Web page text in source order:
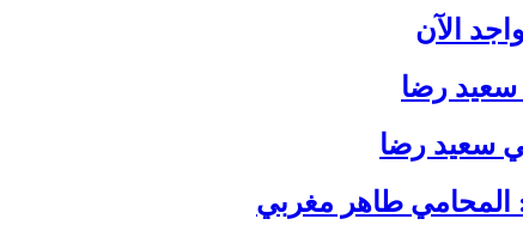
الآن
رضا
سعيد رضا
طاهر مغربي